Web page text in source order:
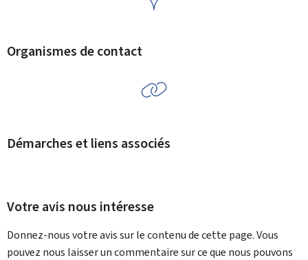
Organismes de contact
Démarches et liens associés
Votre avis nous intéresse
Donnez-nous votre avis sur le contenu de cette page. Vous
pouvez nous laisser un commentaire sur ce que nous pouvons